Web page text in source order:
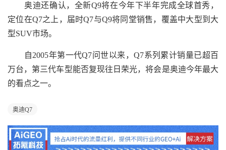
奥迪还确认，全新Q9将在今年下半年完成全球首秀，
定位在Q7之上，届时Q7与Q9将同堂销售，覆盖中大型到大
型SUV市场。
自2005年第一代Q7问世以来，Q7系列累计销量已超百
万台，第三代车型能否复现往日荣光，将会是奥迪今年最大
的看点之一。
奥迪Q7